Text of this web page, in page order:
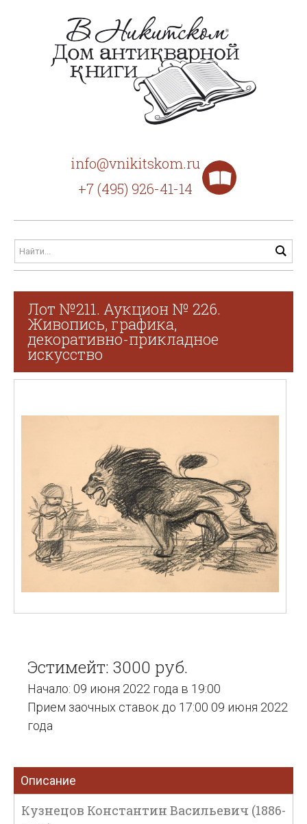
info@vnikitskom.ru
+7 (495) 926-41-14
Лот №211. Аукцион № 226.
Живопись, графика,
декоративно-прикладное
искусство
Эстимейт: 3000 руб.
Начало: 09 июня 2022 года в 19:00
Прием заочных ставок до 17:00 09 июня 2022
года
Описание
Кузнецов Константин Васильевич (1886-